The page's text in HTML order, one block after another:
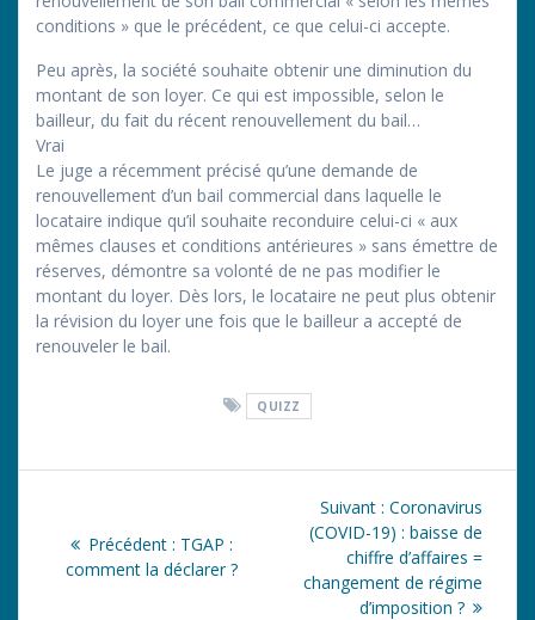
conditions » que le précédent, ce que celui-ci accepte.
Peu après, la société souhaite obtenir une diminution du
montant de son loyer. Ce qui est impossible, selon le
bailleur, du fait du récent renouvellement du bail…
Vrai
Le juge a récemment précisé qu’une demande de
renouvellement d’un bail commercial dans laquelle le
locataire indique qu’il souhaite reconduire celui-ci « aux
mêmes clauses et conditions antérieures » sans émettre de
réserves, démontre sa volonté de ne pas modifier le
montant du loyer. Dès lors, le locataire ne peut plus obtenir
la révision du loyer une fois que le bailleur a accepté de
renouveler le bail.
QUIZZ
Précédent : Article
précédent
TGAP :
comment la déclarer ?
Suivant : Article
suivant
:
Coronavirus
(COVID-19) : baisse de
chiffre d’affaires =
changement de régime
d’imposition ?